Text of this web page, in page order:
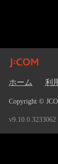
ホーム 利
Copyright ©
v9.10.0.3233062